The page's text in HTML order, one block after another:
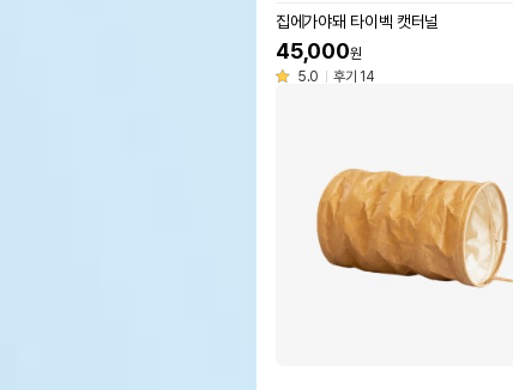
집에가야돼 타이벡 캣터널
45,000원
5.0
후기 14